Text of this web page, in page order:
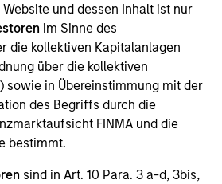
und dessen Inhalt ist nur
im Sinne des
die kollektiven Kapitalanlagen
über die kollektiven
sowie in Übereinstimmung mit der
des Begriffs durch die
FINMA und die
bestimmt.
sind in Art. 10 Para. 3 a-d, 3bis,